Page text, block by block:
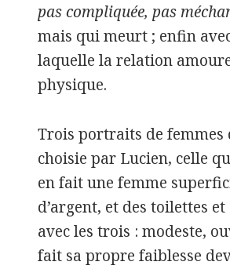
pas compliquée, pas
mais qui meurt ; enfin
laquelle la relation
physique.
Trois portraits de femmes
choisie par Lucien, celle
en fait une femme
d’argent, et des toilettes
avec les trois : modeste,
fait sa propre faiblesse